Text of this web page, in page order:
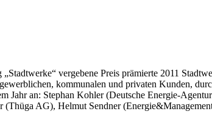
vergebene Preis prämierte 2011
kommunalen und privaten Kunden,
Jahr an: Stephan Kohler (Deutsche Energie-
AG), Helmut Sendner